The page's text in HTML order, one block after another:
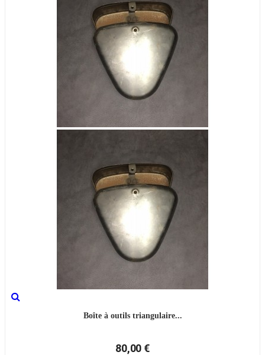
Boîte à outils triangulaire...
80,00 €